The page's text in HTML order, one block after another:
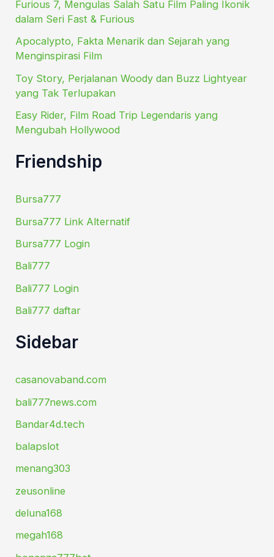
Furious 7, Mengulas Salah Satu Film Paling Ikonik
dalam Seri Fast & Furious
Apocalypto, Fakta Menarik dan Sejarah yang
Menginspirasi Film
Toy Story, Perjalanan Woody dan Buzz Lightyear
yang Tak Terlupakan
Easy Rider, Film Road Trip Legendaris yang
Mengubah Hollywood
Friendship
Bursa777
Bursa777 Link Alternatif
Bursa777 Login
Bali777
Bali777 Login
Bali777 daftar
Sidebar
casanovaband.com
bali777news.com
Bandar4d.tech
balapslot
menang303
zeusonline
deluna168
megah168